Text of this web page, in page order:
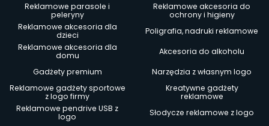
Reklamowe parasole i
peleryny
Reklamowe akcesoria do
ochrony i higieny
Reklamowe akcesoria dla
dzieci
Poligrafia, nadruki reklamowe
Reklamowe akcesoria dla
domu
Akcesoria do alkoholu
Gadżety premium
Narzędzia z własnym logo
Reklamowe gadżety sportowe
z logo firmy
Kreatywne gadżety
reklamowe
Reklamowe pendrive USB z
logo
Słodycze reklamowe z logo